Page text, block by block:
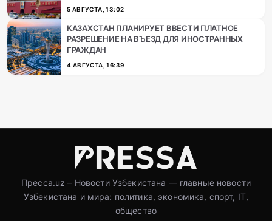
5 АВГУСТА, 13:02
КАЗАХСТАН ПЛАНИРУЕТ ВВЕСТИ ПЛАТНОЕ
РАЗРЕШЕНИЕ НА ВЪЕЗД ДЛЯ ИНОСТРАННЫХ
ГРАЖДАН
4 АВГУСТА, 16:39
Пресса.uz – Новости Узбекистана — главные новости
Узбекистана и мира: политика, экономика, спорт, IT,
общество